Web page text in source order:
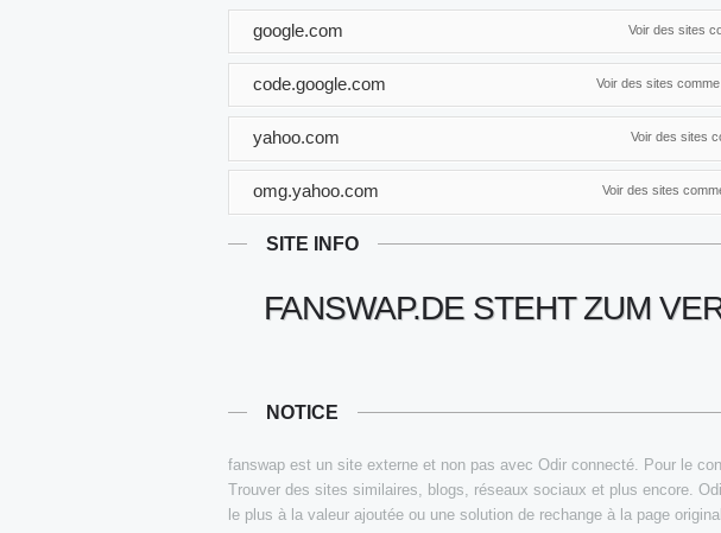
Voir des sites
google.com
Voir des sites comme
code.google.com
Voir des sites
yahoo.com
Voir des sites
omg.yahoo.com
SITE INFO
FANSWAP.DE STEHT ZUM
NOTICE
fanswap est un site externe et non pas avec Odir connecté. Pour le
Trouver des sites similaires, blogs, réseaux sociaux et plus encore.
le plus à la valeur ajoutée ou une solution de rechange à la page